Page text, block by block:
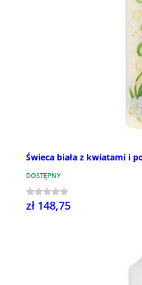
Świeca biała z kwiatami i
DOSTĘPNY
zł 148,75